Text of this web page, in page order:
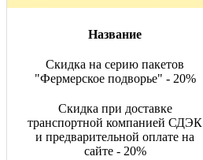
Название
Скидка на серию пакетов
"Фермерское подворье" - 20%
Скидка при доставке
транспортной компанией СДЭК
и предварительной оплате на
сайте - 20%